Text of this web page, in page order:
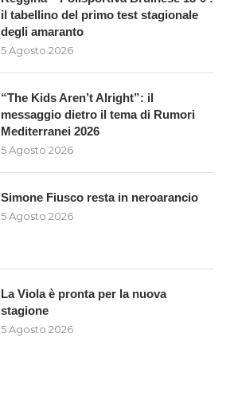
il tabellino del primo test stagionale
degli amaranto
5 Agosto 2026
“The Kids Aren’t Alright”: il
messaggio dietro il tema di Rumori
Mediterranei 2026
5 Agosto 2026
Simone Fiusco resta in neroarancio
5 Agosto 2026
La Viola è pronta per la nuova
stagione
5 Agosto 2026